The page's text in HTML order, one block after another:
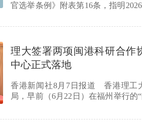
官选举条例》附表第16条，指明
理大签署两项闽港科研合作
中心正式落地
香港新闻社8月7日报道 香港理工
局，早前（6月22日）在福州举行